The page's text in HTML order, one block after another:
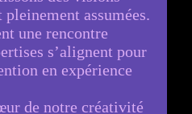
assumées.
une rencontre
s’alignent pour
en expérience
de notre créativité